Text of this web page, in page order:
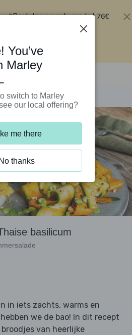
Bestel nu en ontvang tot 76€
basilicum
in iets zachts, warms en
we de bao! In dit recept
van heerlijke
You’ve
Marley
switch to Marley
our local offering?
me there
No thanks